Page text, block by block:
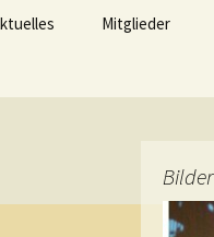
Mitglieder
Bilder